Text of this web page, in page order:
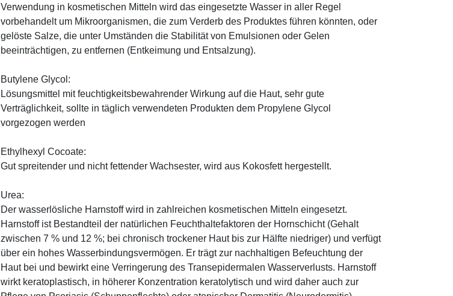
Verwendung in kosmetischen Mitteln wird das eingesetzte Wasser in aller Regel
vorbehandelt um Mikroorganismen, die zum Verderb des Produktes führen könnten, oder
gelöste Salze, die unter Umständen die Stabilität von Emulsionen oder Gelen
beeinträchtigen, zu entfernen (Entkeimung und Entsalzung).
Butylene Glycol:
Lösungsmittel mit feuchtigkeitsbewahrender Wirkung auf die Haut, sehr gute
Verträglichkeit, sollte in täglich verwendeten Produkten dem Propylene Glycol
vorgezogen werden
Ethylhexyl Cocoate:
Gut spreitender und nicht fettender Wachsester, wird aus Kokosfett hergestellt.
Urea:
Der wasserlösliche Harnstoff wird in zahlreichen kosmetischen Mitteln eingesetzt.
Harnstoff ist Bestandteil der natürlichen Feuchthaltefaktoren der Hornschicht (Gehalt
zwischen 7 % und 12 %; bei chronisch trockener Haut bis zur Hälfte niedriger) und verfügt
über ein hohes Wasserbindungsvermögen. Er trägt zur nachhaltigen Befeuchtung der
Haut bei und bewirkt eine Verringerung des Transepidermalen Wasserverlusts. Harnstoff
wirkt keratoplastisch, in höherer Konzentration keratolytisch und wird daher auch zur